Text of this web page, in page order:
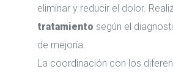
eliminar y reducir el dolor.
tratamiento según el
de mejoría.
La coordinación con los